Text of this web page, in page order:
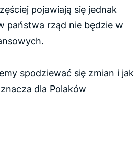
pojawiają się jednak
państwa rząd nie będzie w
spodziewać się zmian i jak
dla Polaków